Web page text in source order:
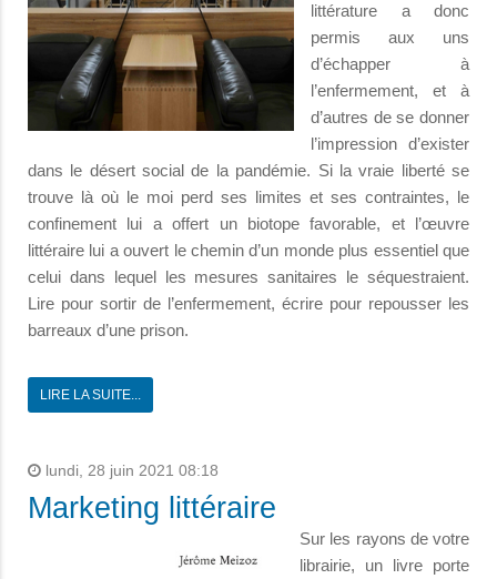
littérature a donc
permis aux uns
d’échapper à
l’enfermement, et à
d’autres de se donner
l’impression d’exister
dans le désert social de la pandémie. Si la vraie liberté se
trouve là où le moi perd ses limites et ses contraintes, le
confinement lui a offert un biotope favorable, et l’œuvre
littéraire lui a ouvert le chemin d’un monde plus essentiel que
celui dans lequel les mesures sanitaires le séquestraient.
Lire pour sortir de l’enfermement, écrire pour repousser les
barreaux d’une prison.
LIRE LA SUITE...
lundi, 28 juin 2021 08:18
Marketing littéraire
Sur les rayons de votre
librairie, un livre porte